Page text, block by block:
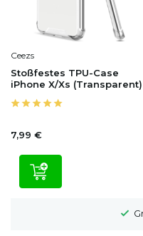
Ceezs
Stoßfestes TPU-Case
iPhone X/Xs (Transparent)
7,99 €
1-2